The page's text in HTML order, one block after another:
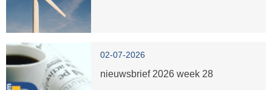
02-07-2026
nieuwsbrief 2026 week 28